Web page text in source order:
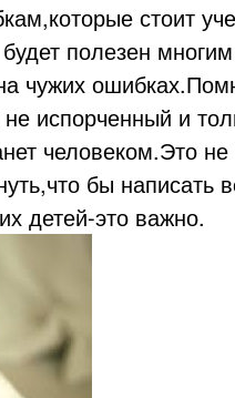
стоит
полезен многим
чужих
испорченный и
человеком.Это
бы написать
детей-это важно.